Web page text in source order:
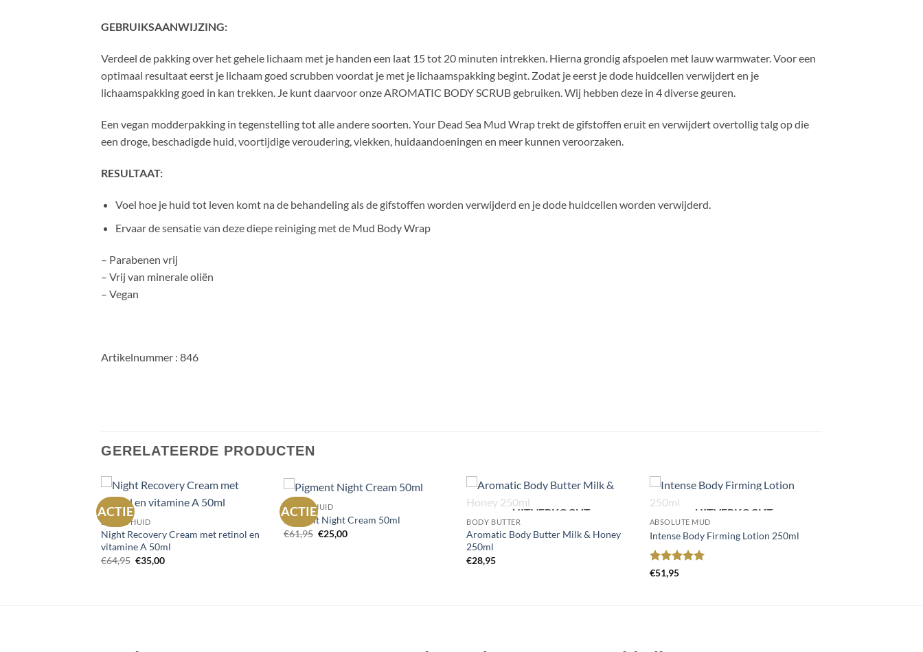
GEBRUIKSAANWIJZING:
Verdeel de pakking over het gehele lichaam met je handen een laat 15 tot 20 minuten intrekken. Hierna grondig afspoelen met lauw warmwater. Voor een
optimaal resultaat eerst je lichaam goed scrubben voordat je met je lichaamspakking begint. Zodat je eerst je dode huidcellen verwijdert en je
lichaamspakking goed in kan trekken. Je kunt daarvoor onze AROMATIC BODY SCRUB gebruiken. Wij hebben deze in 4 diverse geuren.
Een vegan modderpakking in tegenstelling tot alle andere soorten. Your Dead Sea Mud Wrap trekt de gifstoffen eruit en verwijdert overtollig talg op die
een droge, beschadigde huid, voortijdige veroudering, vlekken, huidaandoeningen en meer kunnen veroorzaken.
RESULTAAT:
Voel hoe je huid tot leven komt na de behandeling als de gifstoffen worden verwijderd en je dode huidcellen worden verwijderd.
Ervaar de sensatie van deze diepe reiniging met de Mud Body Wrap
– Parabenen vrij
– Vrij van minerale oliën
– Vegan
Artikelnummer : 846
GERELATEERDE PRODUCTEN
ACTIE
wenslijst
DROGE HUID
Night Recovery Cream met retinol en
vitamine A 50ml
€64,95 Oorspronkelijke
prijs
€35,00Huidige
ACTIE
DROGE HUID
Pigment Night Cream 50ml
€61,95 Oorspronkelijke
prijs
€25,00Huidige
wenslijst
UITVERKOCHT
BODY BUTTER
Aromatic Body Butter Milk & Honey
250ml
€28,95
wenslijst
UITVERKOCHT
ABSOLUTE MUD
Intense Body Firming Lotion 250ml
Gewaardeerd
€51,95